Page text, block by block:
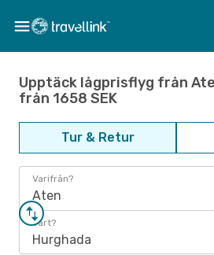
Upptäck lågprisflyg från
från 1658 SEK
Tur & Retur
Varifrån?
Aten
Vart?
Hurghada